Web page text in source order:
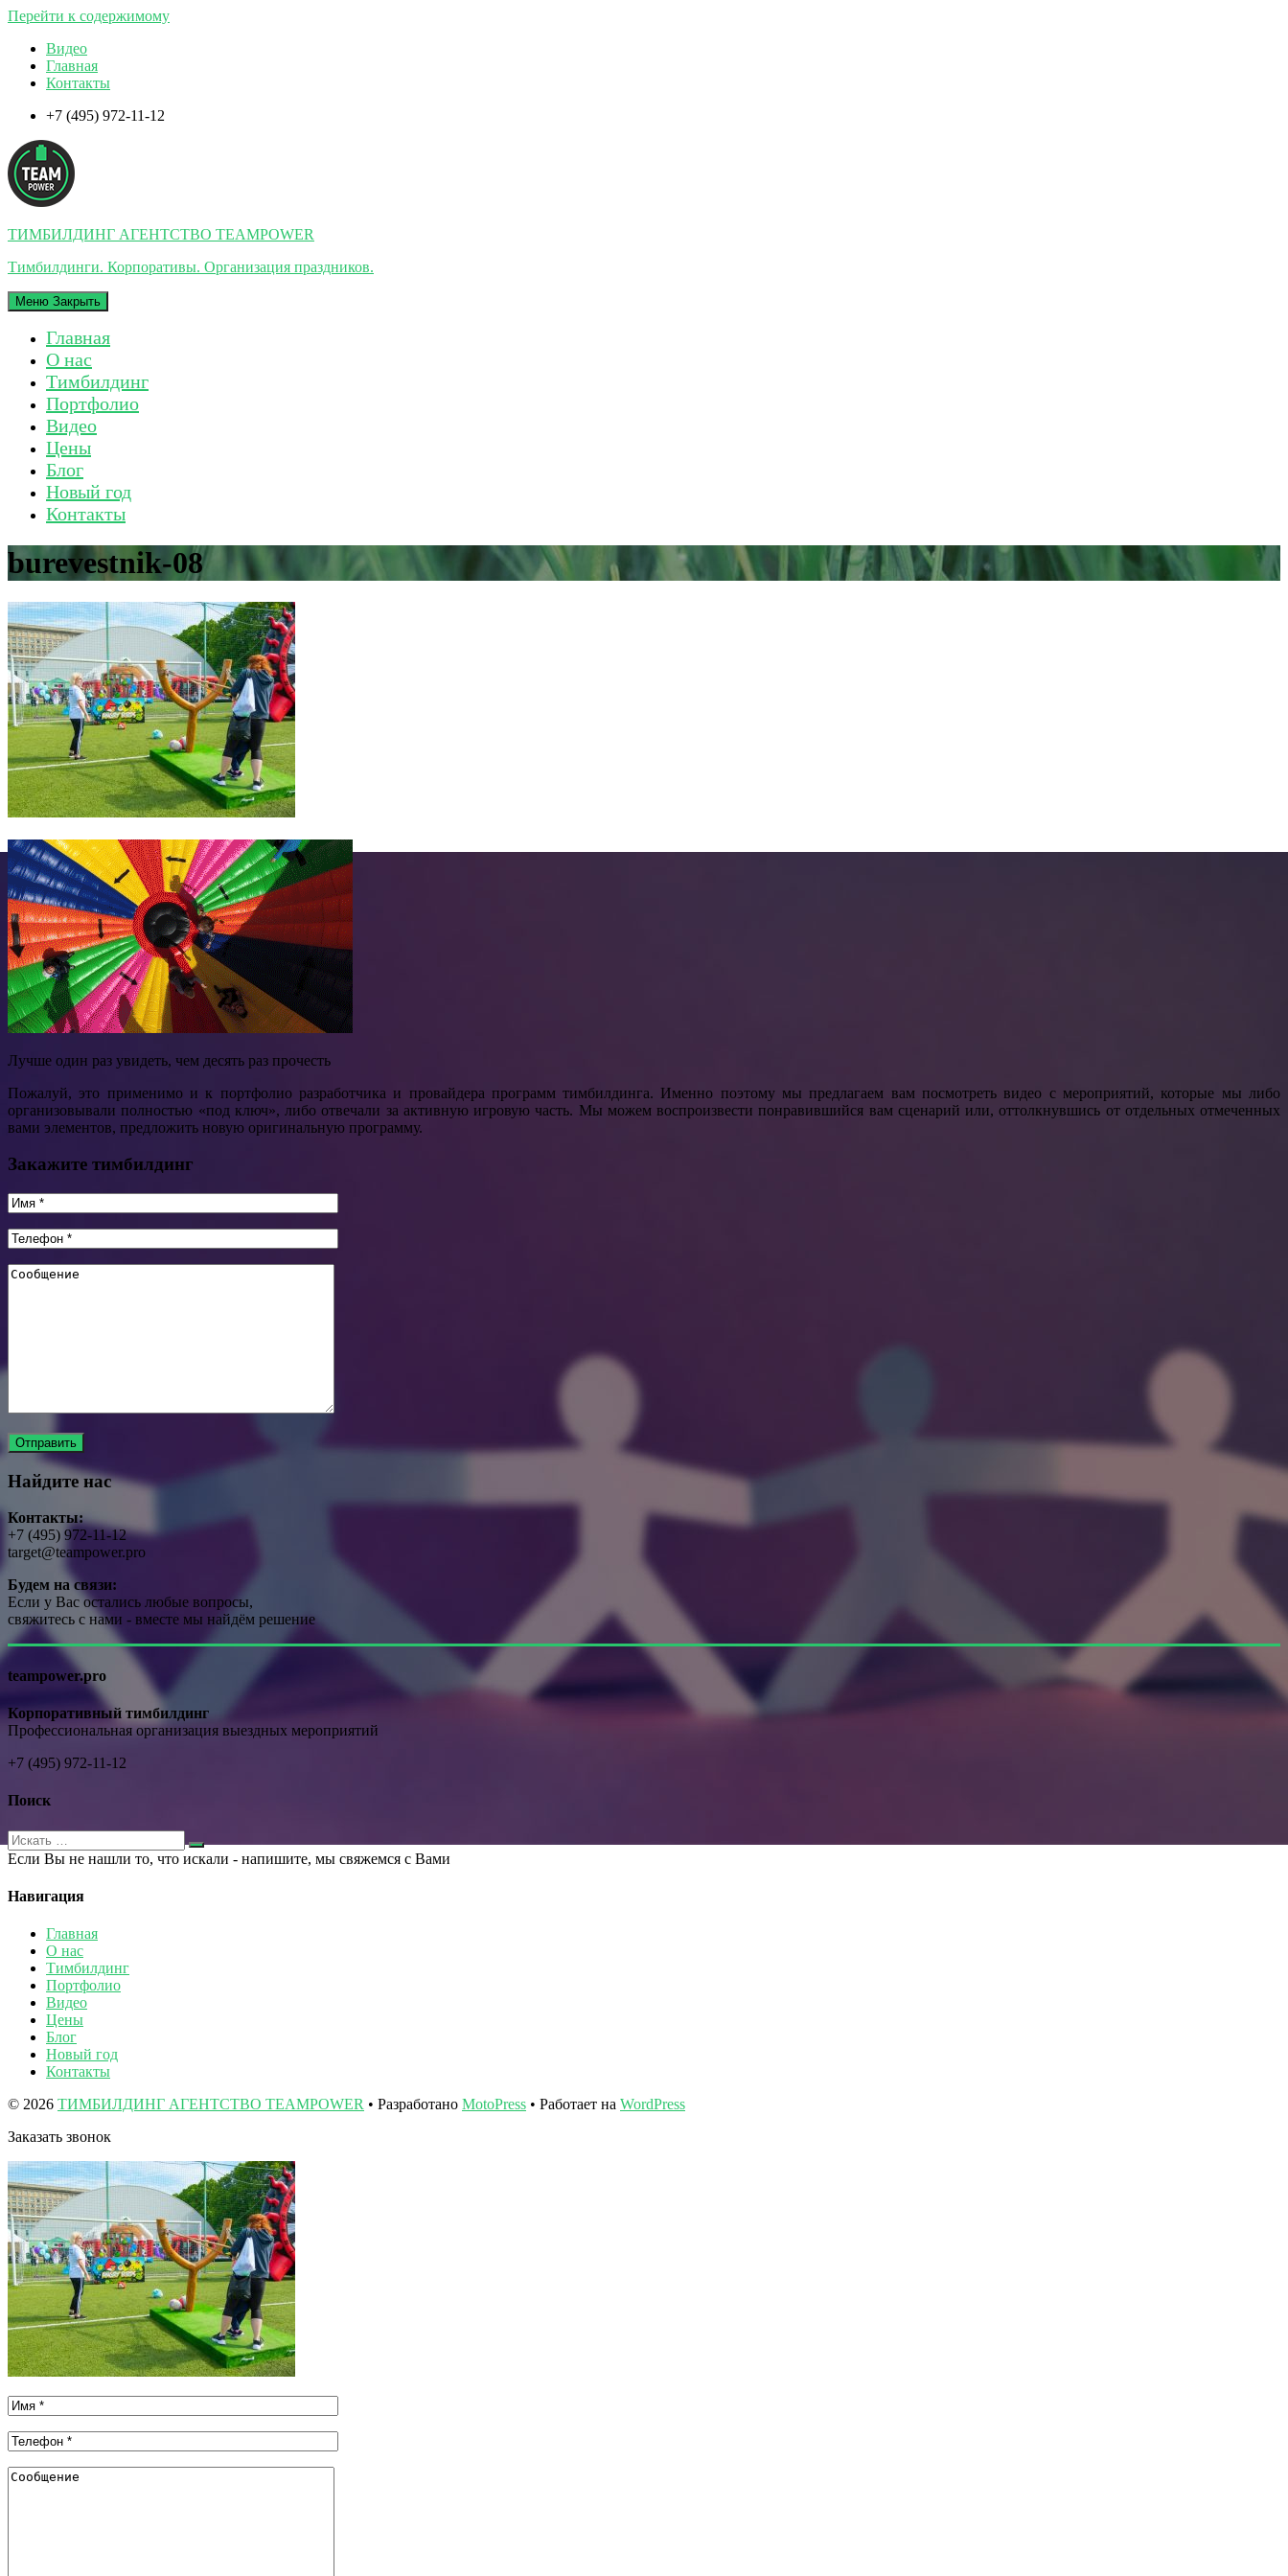
Перейти к содержимому
Видео
Главная
Контакты
+7 (495) 972-11-12
ТИМБИЛДИНГ АГЕНТСТВО TEAMPOWER
Тимбилдинги. Корпоративы. Организация праздников.
Меню Закрыть
Главная
О нас
Тимбилдинг
Портфолио
Видео
Цены
Блог
Новый год
Контакты
burevestnik-08
Лучше один раз увидеть, чем десять раз прочесть
Пожалуй, это применимо и к портфолио разработчика и провайдера программ тимбилдинга. Именно поэтому мы предлагаем вам посмотреть видео с мероприятий, которые мы либо
организовывали полностью «под ключ», либо отвечали за активную игровую часть. Мы можем воспроизвести понравившийся вам сценарий или, оттолкнувшись от отдельных отмеченных
вами элементов, предложить новую оригинальную программу.
Закажите тимбилдинг
Найдите нас
Контакты:
+7 (495) 972-11-12
target@teampower.pro
Будем на связи:
Если у Вас остались любые вопросы,
свяжитесь с нами - вместе мы найдём решение
teampower.pro
Корпоративный тимбилдинг
Профессиональная организация выездных мероприятий
+7 (495) 972-11-12
Поиск
Если Вы не нашли то, что искали - напишите, мы свяжемся с Вами
Навигация
Главная
О нас
Тимбилдинг
Портфолио
Видео
Цены
Блог
Новый год
Контакты
© 2026 ТИМБИЛДИНГ АГЕНТСТВО TEAMPOWER • Разработано MotoPress • Работает на WordPress
Заказать звонок